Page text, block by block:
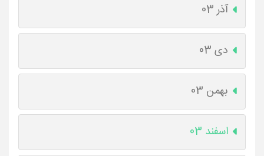
آذر 03
دی 03
بهمن 03
اسفند 03